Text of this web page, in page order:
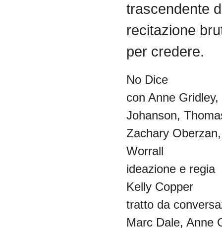
trascendente
recitazione
per credere.
No Dice
con Anne Gridley,
Johanson,
Zachary Oberzan
Worrall
ideazione e regia
Kelly Copper
tratto da
Marc Dale, Anne